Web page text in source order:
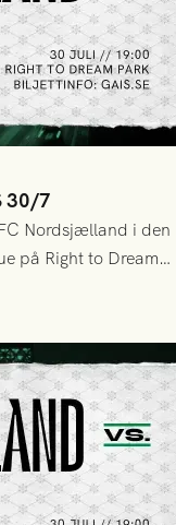
30/7
Nordsjælland i den
på Right to Dream
tagit ut följande